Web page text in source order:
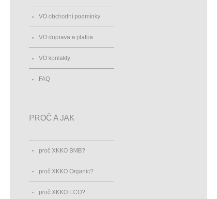
VO obchodní podmínky
VO doprava a platba
VO kontakty
FAQ
PROČ A JAK
proč XKKO BMB?
proč XKKO Organic?
proč XKKO ECO?